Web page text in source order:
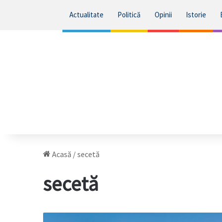
Actualitate Politică Opinii Istorie
Acasă /secetă
secetă